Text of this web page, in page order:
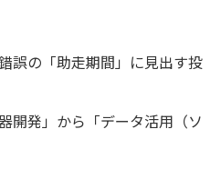
誤の「助走期間」に見出す投
開発」から「データ活用（ソ